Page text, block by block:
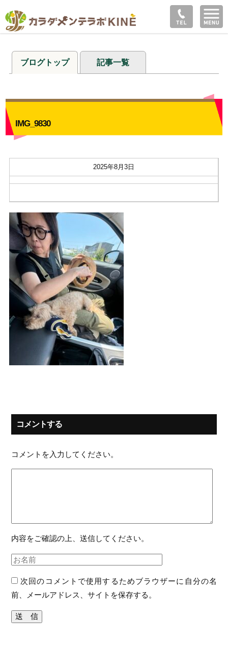
ブログトップ 記事一覧
IMG_9830
2025年8月3日
コメントする
コメントを入力してください。
内容をご確認の上、送信してください。
次回のコメントで使用するためブラウザーに自分の名
前、メールアドレス、サイトを保存する。